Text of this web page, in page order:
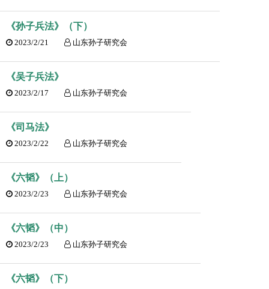
《孙子兵法》（下）
2023/2/21 山东孙子研究会
《吴子兵法》
2023/2/17 山东孙子研究会
《司马法》
2023/2/22 山东孙子研究会
《六韬》（上）
2023/2/23 山东孙子研究会
《六韬》（中）
2023/2/23 山东孙子研究会
《六韬》（下）